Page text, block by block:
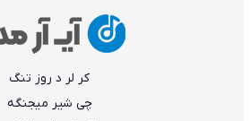
کر لر د روز تنگ
چی شیر میجنگه